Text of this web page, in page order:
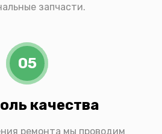
запчасти.
05
качества
ремонта мы проводим